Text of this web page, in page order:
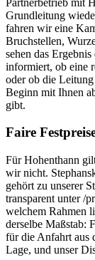
Grundleitung
fahren wir eine
Bruchstellen,
sehen das
informiert, ob eine
oder ob die
Beginn mit Ihnen
gibt.
Faire
Für Hohenthann
wir nicht.
gehört zu unserer
transparent unter /
welchem Rahmen
derselbe Maßstab:
für die Anfahrt aus
Lage, und unser